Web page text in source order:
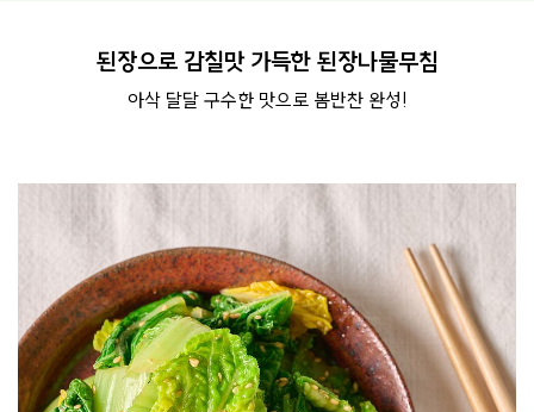
된장으로 감칠맛 가득한 된장나물무침
아삭 달달 구수한 맛으로 봄반찬 완성!